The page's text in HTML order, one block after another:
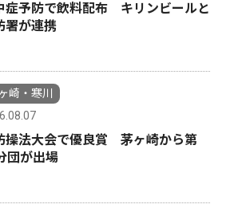
症予防で飲料配布 キリンビールと
署が連携
崎・寒川
操法大会で優良賞 茅ヶ崎から第
団が出場